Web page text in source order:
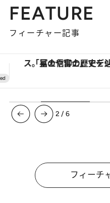
FEATURE
フィーチャー記事
【銀座で出合う最旬美容】美髪ケアや上質な眠り…セルフケアのアップデートから、特別な
3 /6
フィーチ